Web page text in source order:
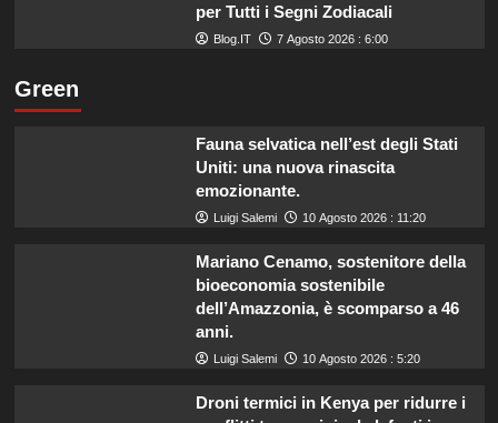
per Tutti i Segni Zodiacali
Blog.IT 7 Agosto 2026 : 6:00
Green
Fauna selvatica nell’est degli Stati
Uniti: una nuova rinascita
emozionante.
Luigi Salemi 10 Agosto 2026 : 11:20
Mariano Cenamo, sostenitore della
bioeconomia sostenibile
dell’Amazzonia, è scomparso a 46
anni.
Luigi Salemi 10 Agosto 2026 : 5:20
Droni termici in Kenya per ridurre i